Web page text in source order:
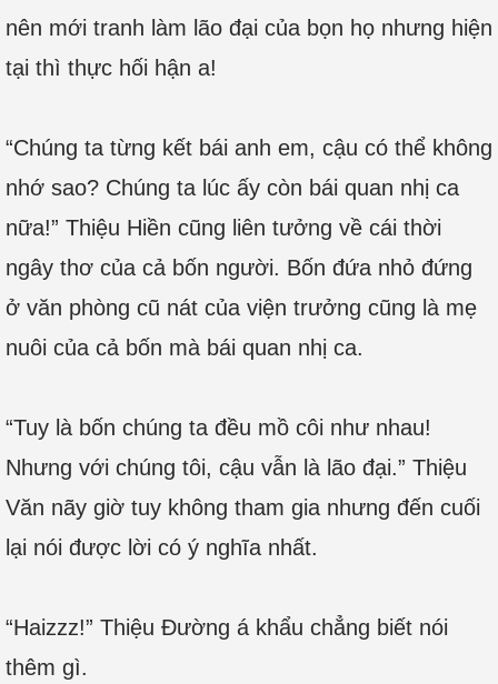
nên mới tranh làm lão đại của bọn họ nhưng hiện
tại thì thực hối hận a!
“Chúng ta từng kết bái anh em, cậu có thể không
nhớ sao? Chúng ta lúc ấy còn bái quan nhị ca
nữa!” Thiệu Hiền cũng liên tưởng về cái thời
ngây thơ của cả bốn người. Bốn đứa nhỏ đứng
ở văn phòng cũ nát của viện trưởng cũng là mẹ
nuôi của cả bốn mà bái quan nhị ca.
“Tuy là bốn chúng ta đều mồ côi như nhau!
Nhưng với chúng tôi, cậu vẫn là lão đại.” Thiệu
Văn nãy giờ tuy không tham gia nhưng đến cuối
lại nói được lời có ý nghĩa nhất.
“Haizzz!” Thiệu Đường á khẩu chẳng biết nói
thêm gì.